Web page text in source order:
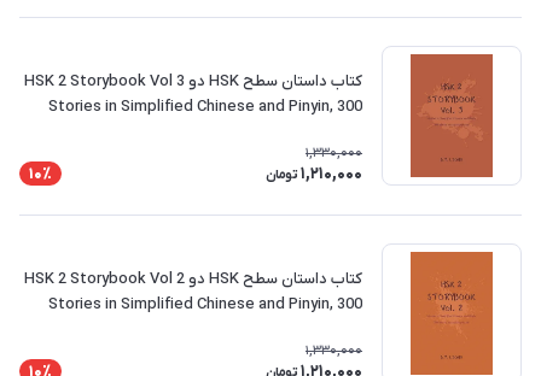
کتاب داستان سطح HSK دو HSK 2 Storybook Vol 3
Stories in Simplified Chinese and Pinyin, 300
1,330,000
1,210,000 تومان 10٪
کتاب داستان سطح HSK دو HSK 2 Storybook Vol 2
Stories in Simplified Chinese and Pinyin, 300
1,330,000
تومان 10٪